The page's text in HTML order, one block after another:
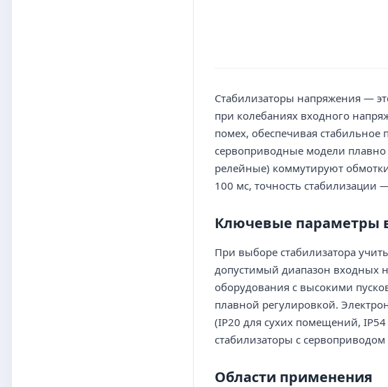
Стабилизаторы напряжения —
при колебаниях входного
помех, обеспечивая
сервоприводные модели
релейные) коммутируют
100 мс, точность стабилизации
Ключевые параметры
При выборе стабилизатора
допустимый диапазон входных
оборудования с высокими
плавной регулировкой.
(IP20 для сухих помещений,
стабилизаторы с
Области применения